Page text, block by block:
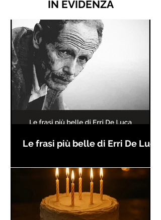
IN EVIDENZA
Le frasi più belle di Erri De Luca